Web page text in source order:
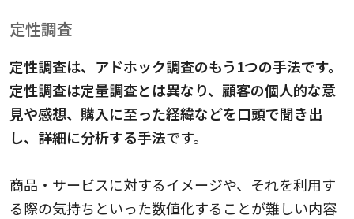
定性調査
定性調査は、アドホック調査のもう1つの手法です。
定性調査は定量調査とは異なり、顧客の個人的な意
見や感想、購入に至った経緯などを口頭で聞き出
し、詳細に分析する手法です。
商品・サービスに対するイメージや、それを利用す
る際の気持ちといった数値化することが難しい内容